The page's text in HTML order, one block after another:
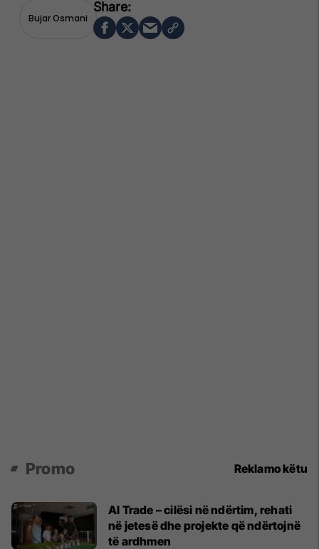
Bujar Osmani
Promo Reklamo këtu
Al Trade – cilësi në ndërtim, rehati
në jetesë dhe projekte që ndërtojnë
të ardhmen